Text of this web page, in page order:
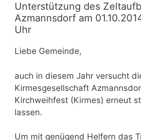
Unterstützung des
Azmannsdorf am
Uhr
Liebe Gemeinde,
auch in diesem Jahr versucht
Kirmesgesellschaft
Kirchweihfest (Kirmes) erneut
lassen.
Um mit genügend Helfern das